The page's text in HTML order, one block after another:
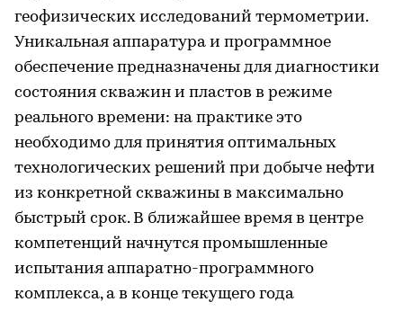
геофизических исследований термометрии.
Уникальная аппаратура и программное
обеспечение предназначены для диагностики
состояния скважин и пластов в режиме
реального времени: на практике это
необходимо для принятия оптимальных
технологических решений при добыче нефти
из конкретной скважины в максимально
быстрый срок. В ближайшее время в центре
компетенций начнутся промышленные
испытания аппаратно-программного
комплекса, а в конце текущего года